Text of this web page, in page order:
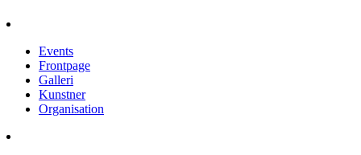
Events
Frontpage
Galleri
Kunstner
Organisation